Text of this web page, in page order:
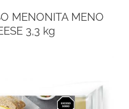
MENONITA MENO
3,3 kg